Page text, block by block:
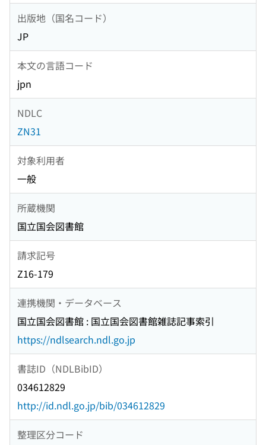
出版地（国名コード）
JP
本文の言語コード
jpn
NDLC
ZN31
対象利用者
一般
所蔵機関
国立国会図書館
請求記号
Z16-179
連携機関・データベース
国立国会図書館 : 国立国会図書館雑誌記事索引
https://ndlsearch.ndl.go.jp
書誌ID（NDLBibID）
034612829
http://id.ndl.go.jp/bib/034612829
整理区分コード